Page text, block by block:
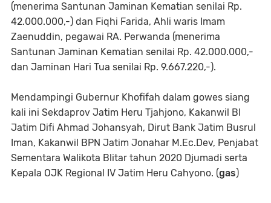
(menerima Santunan Jaminan Kematian senilai Rp.
42.000.000,-) dan Fiqhi Farida, Ahli waris Imam
Zaenuddin, pegawai RA. Perwanda (menerima
Santunan Jaminan Kematian senilai Rp. 42.000.000,-
dan Jaminan Hari Tua senilai Rp. 9.667.220,-).
Mendampingi Gubernur Khofifah dalam gowes siang
kali ini Sekdaprov Jatim Heru Tjahjono, Kakanwil BI
Jatim Difi Ahmad Johansyah, Dirut Bank Jatim Busrul
Iman, Kakanwil BPN Jatim Jonahar M.Ec.Dev, Penjabat
Sementara Walikota Blitar tahun 2020 Djumadi serta
Kepala OJK Regional IV Jatim Heru Cahyono. (gas)